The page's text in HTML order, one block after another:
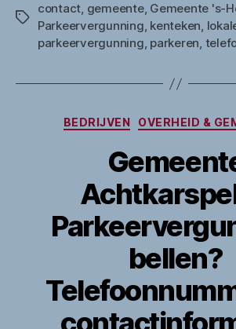
Tags
contact, gemeente, Gemeente 's-
Parkeervergunning, kenteken,
parkeervergunning, parkeren,
BEDRIJVEN OVERHEID &
bellen?